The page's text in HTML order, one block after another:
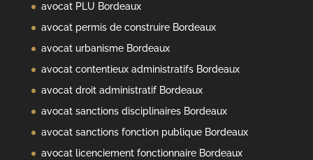
avocat PLU Bordeaux
avocat permis de construire Bordeaux
avocat urbanisme Bordeaux
avocat contentieux administratifs Bordeaux
avocat droit administratif Bordeaux
avocat sanctions disciplinaires Bordeaux
avocat sanctions fonction publique Bordeaux
avocat licenciement fonctionnaire Bordeaux